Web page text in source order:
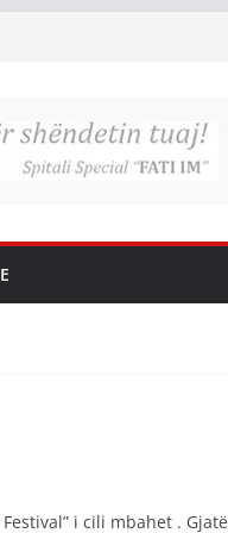
i cili mbahet .